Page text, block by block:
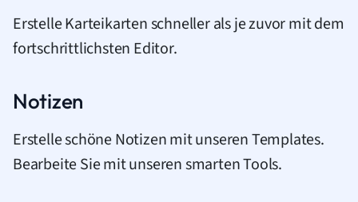
Erstelle Karteikarten schneller als je zuvor mit dem
fortschrittlichsten Editor.
Notizen
Erstelle schöne Notizen mit unseren Templates.
Bearbeite Sie mit unseren smarten Tools.